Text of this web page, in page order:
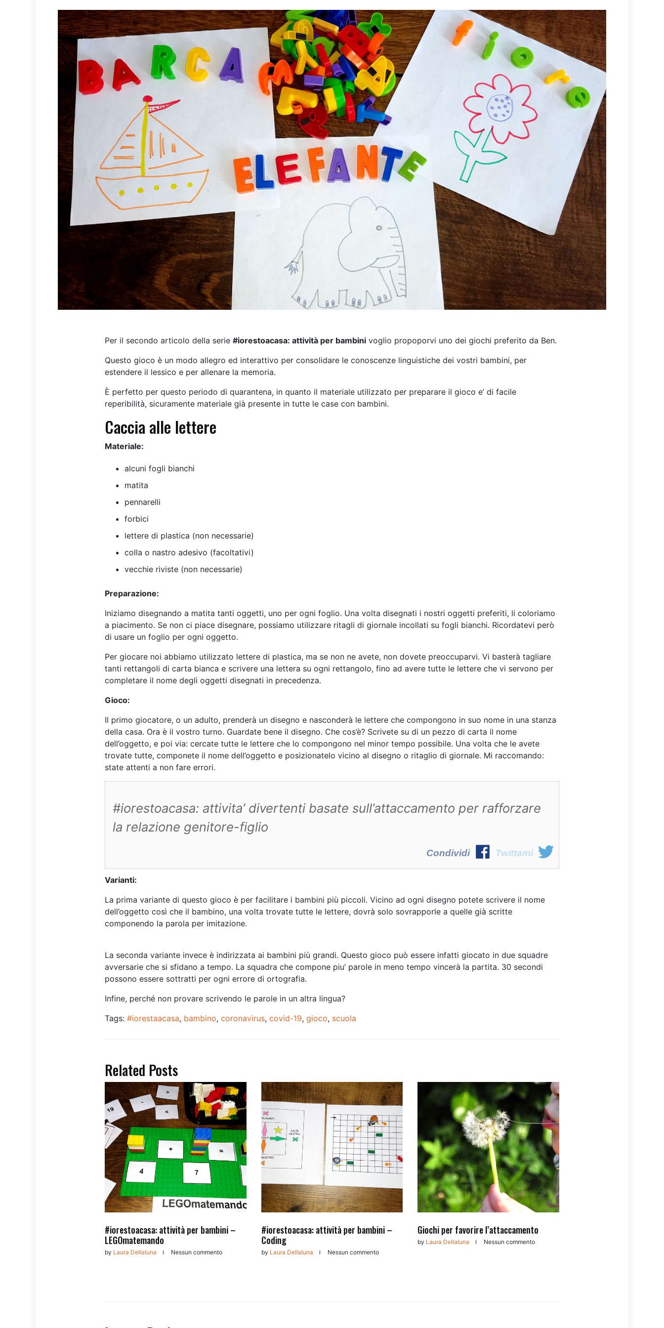
Per il secondo articolo della serie #iorestoacasa: attività per bambini voglio propoporvi uno dei giochi preferito da Ben.
Questo gioco è un modo allegro ed interattivo per consolidare le conoscenze linguistiche dei vostri bambini, per
estendere il lessico e per allenare la memoria.
È perfetto per questo periodo di quarantena, in quanto il materiale utilizzato per preparare il gioco e’ di facile
reperibilità, sicuramente materiale già presente in tutte le case con bambini.
Caccia alle lettere
Materiale:
alcuni fogli bianchi
matita
pennarelli
forbici
lettere di plastica (non necessarie)
colla o nastro adesivo (facoltativi)
vecchie riviste (non necessarie)
Preparazione:
Iniziamo disegnando a matita tanti oggetti, uno per ogni foglio. Una volta disegnati i nostri oggetti preferiti, li coloriamo
a piacimento. Se non ci piace disegnare, possiamo utilizzare ritagli di giornale incollati su fogli bianchi. Ricordatevi però
di usare un foglio per ogni oggetto.
Per giocare noi abbiamo utilizzato lettere di plastica, ma se non ne avete, non dovete preoccuparvi. Vi basterà tagliare
tanti rettangoli di carta bianca e scrivere una lettera su ogni rettangolo, fino ad avere tutte le lettere che vi servono per
completare il nome degli oggetti disegnati in precedenza.
Gioco:
Il primo giocatore, o un adulto, prenderà un disegno e nasconderà le lettere che compongono in suo nome in una stanza
della casa. Ora è il vostro turno. Guardate bene il disegno. Che cos’è? Scrivete su di un pezzo di carta il nome
dell’oggetto, e poi via: cercate tutte le lettere che lo compongono nel minor tempo possibile. Una volta che le avete
trovate tutte, componete il nome dell’oggetto e posizionatelo vicino al disegno o ritaglio di giornale. Mi raccomando:
state attenti a non fare errori.
#iorestoacasa: attivita’ divertenti basate sull’attaccamento per rafforzare
la relazione genitore-figlio
Twittami
Condividi
Varianti:
La prima variante di questo gioco è per facilitare i bambini più piccoli. Vicino ad ogni disegno potete scrivere il nome
dell’oggetto così che il bambino, una volta trovate tutte le lettere, dovrà solo sovrapporle a quelle già scritte
componendo la parola per imitazione.
La seconda variante invece è indirizzata ai bambini più grandi. Questo gioco può essere infatti giocato in due squadre
avversarie che si sfidano a tempo. La squadra che compone piu’ parole in meno tempo vincerà la partita. 30 secondi
possono essere sottratti per ogni errore di ortografia.
Infine, perché non provare scrivendo le parole in un altra lingua?
Tags: #iorestaacasa, bambino, coronavirus, covid-19, gioco, scuola
Related Posts
#iorestoacasa: attività per bambini –
LEGOmatemando
by Laura Dellaluna Nessun commento
#iorestoacasa: attività per bambini –
Coding
by Laura Dellaluna Nessun commento
Giochi per favorire l’attaccamento
by Laura Dellaluna Nessun commento